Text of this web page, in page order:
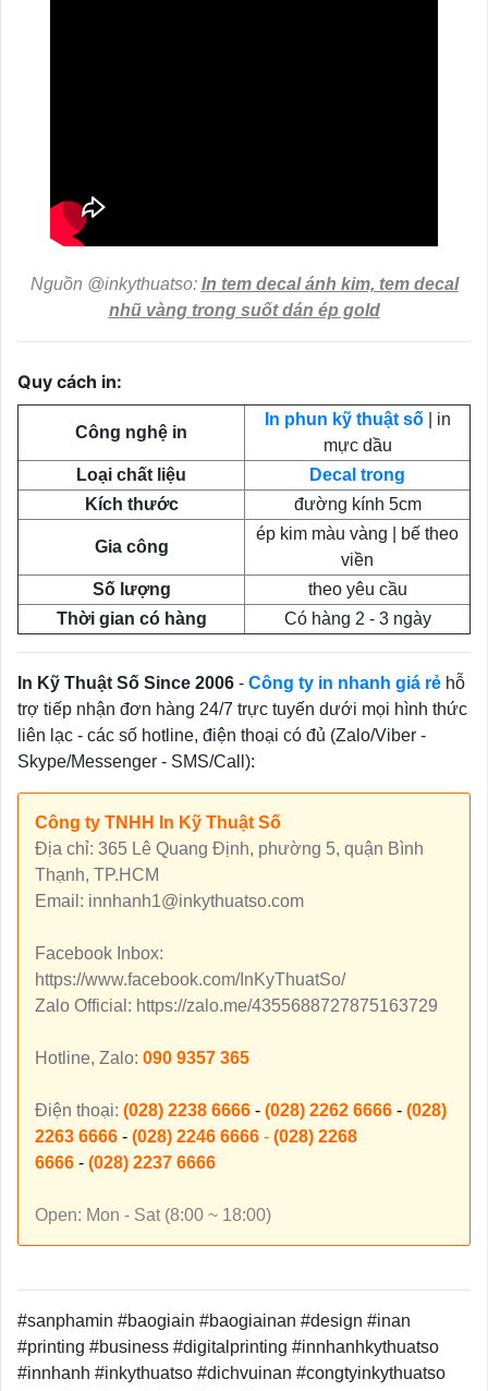
Nguồn @inkythuatso: In tem decal ánh kim, tem decal
nhũ vàng trong suốt dán ép gold
Quy cách in:
Công nghệ in
In phun kỹ thuật số| in
mực dầu
Loại chất liệu
Decal trong
Kích thước
đường kính 5cm
Gia công
ép kim màu vàng | bế theo
viền
Số lượng
theo yêu cầu
Thời gian có hàng
Có hàng 2 - 3 ngày
In Kỹ Thuật Số Since 2006 - Công ty in nhanh giá rẻ hỗ
trợ tiếp nhận đơn hàng 24/7 trực tuyến dưới mọi hình thức
liên lạc - các số hotline, điện thoại có đủ (Zalo/Viber -
Skype/Messenger - SMS/Call):
Công ty TNHH In Kỹ Thuật Số
Địa chỉ: 365 Lê Quang Định, phường 5, quận Bình
Thạnh, TP.HCM
Email: innhanh1@inkythuatso.com
Facebook Inbox:
https://www.facebook.com/InKyThuatSo/
Zalo Official: https://zalo.me/4355688727875163729
Hotline, Zalo: 090 9357 365
Điện thoại: (028) 2238 6666 - (028) 2262 6666 - (028)
2263 6666 - (028) 2246 6666 - (028) 2268
6666 - (028) 2237 6666
Open: Mon - Sat (8:00 ~ 18:00)
#sanphamin #baogiain #baogiainan #design #inan
#printing #business #digitalprinting #innhanhkythuatso
#innhanh #inkythuatso #dichvuinan #congtyinkythuatso